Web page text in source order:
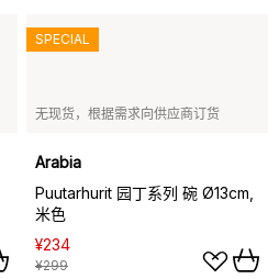
无现货，根据需求向供应商订货
Arabia
Puutarhurit 园丁系列 碗 Ø13cm,
米色
¥234
¥299
SPECIAL